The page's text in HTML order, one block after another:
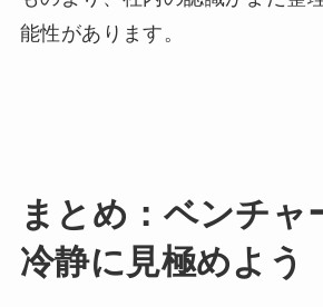
能性があります。
まとめ：ベンチャ
冷静に見極めよう